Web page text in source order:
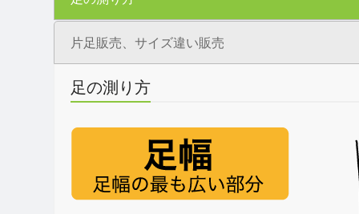
片足販売、サイズ違い販売
足の測り方